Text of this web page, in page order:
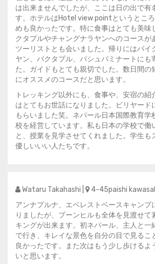
は出来ませんでしたが、ここは日の出で有
す。ホテルはHotel view pointというとこ
めも良かったです。特に食事はとても美味
クタプルやチャングナラヤンへのコースが
ツーリストとも会いました。帰りにはバイ
ヤン、バクタプル、パシュパミナートにも
た。ガイドもとても親切でした。数日間の
にオススメのコースだと思います。
トレッキング以外にも、食事や、安宿の紹
はとてもお世話になりました。ビリヤード
もらいました笑。ネパール日本国際教育学
校を経営しています。私も日本の学校で働
と、授業を見学させてくれました。学生も
優しいいい人たちです。
Wataru Takahashi | 4-45paishi
アンナプルナ、エベレストベースキャンプ
りましたが、プーンヒルも全体を見渡せて
キングが出来ます。初ネパール、主人と一
で行き、キレイな景色を自分の目で見るこ
良かったです。また次はもう少し歩けるよ
いと思います。